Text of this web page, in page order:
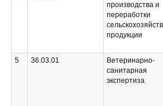
производства и
переработки
продукции
5 36.03.01
Ветеринарно-
санитарная
экспертиза